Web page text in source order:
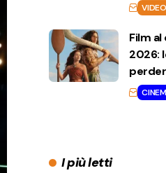
Film
2026:
I più letti